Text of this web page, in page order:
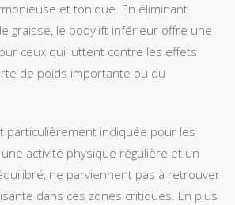
et tonique. En éliminant
graisse, le bodylift inférieur offre une
ceux qui luttent contre les effets
de poids importante ou du
particulièrement indiquée pour les
activité physique régulière et un
ne parviennent pas à retrouver
dans ces zones critiques. En plus